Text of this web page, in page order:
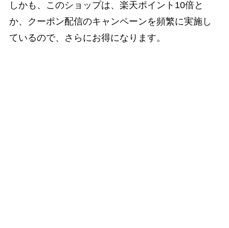
しかも、このショップは、楽天ポイント10倍と
か、クーポン配信のキャンペーンを頻繁に実施し
ているので、さらにお得になります。